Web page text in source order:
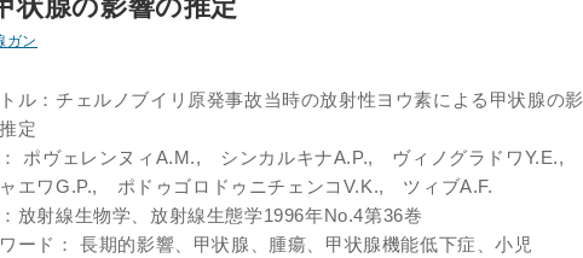
状腺の影響の推定
ガン
ル：チェルノブイリ原発事故当時の放射性ヨウ素による甲状腺の影
定
ポヴェレンヌィA.M., シンカルキナA.P., ヴィノグラドワY.E.,
エワG.P., ポドゥゴロドゥニチェンコV.K., ツィブA.F.
放射線生物学、放射線生態学1996年No.4第36巻
ード： 長期的影響、甲状腺、腫瘍、甲状腺機能低下症、小児